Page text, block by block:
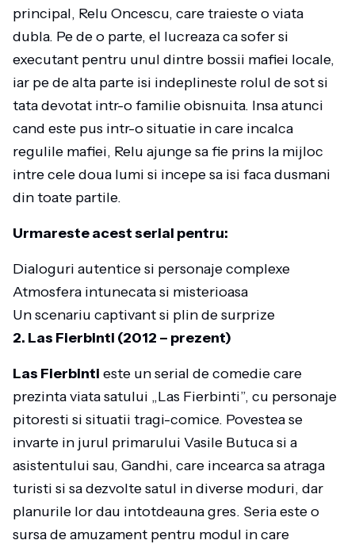
principal, Relu Oncescu, care traieste o viata
dubla. Pe de o parte, el lucreaza ca sofer si
executant pentru unul dintre bossii mafiei locale,
iar pe de alta parte isi indeplineste rolul de sot si
tata devotat intr-o familie obisnuita. Insa atunci
cand este pus intr-o situatie in care incalca
regulile mafiei, Relu ajunge sa fie prins la mijloc
intre cele doua lumi si incepe sa isi faca dusmani
din toate partile.
Urmareste acest serial pentru:
Dialoguri autentice si personaje complexe
Atmosfera intunecata si misterioasa
Un scenariu captivant si plin de surprize
2. Las Fierbinti (2012 – prezent)
Las Fierbinti este un serial de comedie care
prezinta viata satului „Las Fierbinti”, cu personaje
pitoresti si situatii tragi-comice. Povestea se
invarte in jurul primarului Vasile Butuca si a
asistentului sau, Gandhi, care incearca sa atraga
turisti si sa dezvolte satul in diverse moduri, dar
planurile lor dau intotdeauna gres. Seria este o
sursa de amuzament pentru modul in care